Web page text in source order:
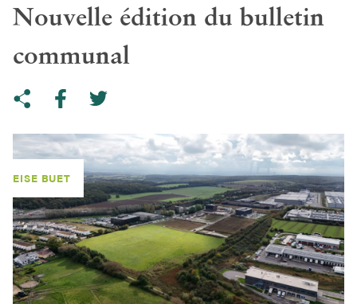
Nouvelle édition du bulletin
communal
Share on facebook
EISE BUET